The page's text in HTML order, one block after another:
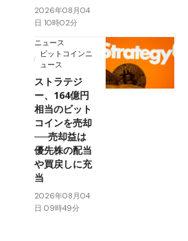
2026年08月04
日 10時02分
ニュース
ビットコインニ
ュース
ストラテジ
ー、164億円
相当のビット
コインを売却
──売却益は
優先株の配当
や買戻しに充
当
2026年08月04
日 09時49分